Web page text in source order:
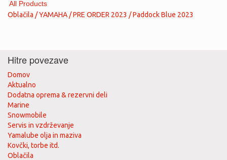
All Products
Oblačila / YAMAHA / PRE ORDER 2023 / Paddock Blue 2023
Hitre povezave
Domov
Aktualno
Dodatna oprema & rezervni deli
Marine
Snowmobile
Servis in vzdrževanje
Yamalube olja in maziva
Kovčki, torbe itd.
Oblačila